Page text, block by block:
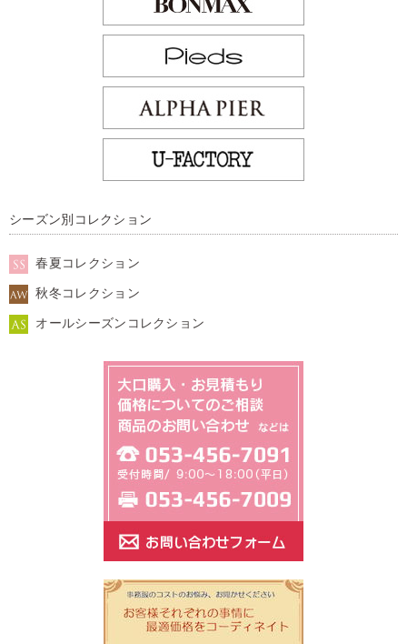
シーズン別コレクション
春夏コレクション
秋冬コレクション
オールシーズンコレクション